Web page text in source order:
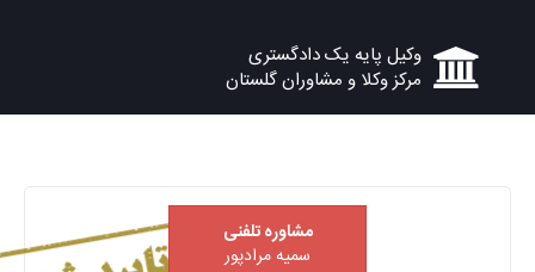
وکیل پایه یک دادگستری
مرکز وکلا و مشاوران گلستان
مشاوره تلفنی
سمیه مرادپور